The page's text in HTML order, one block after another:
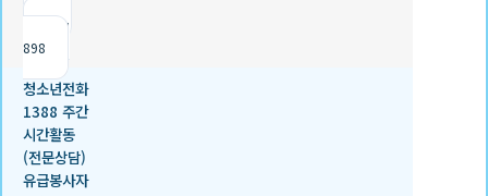
조회
898
청소년전화
1388 주간
시간활동
(전문상담)
유급봉사자